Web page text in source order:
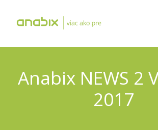
Anabix NEWS 2
2017